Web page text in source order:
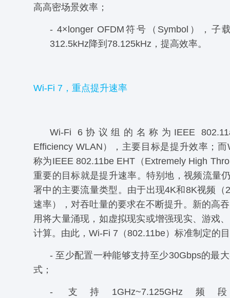
高高密场景效率；
- 4×longer OFDM符号（Symbol），子
312.5kHz降到78.125kHz，提高效率。
Wi-Fi 7，重点提升速率
Wi-Fi 6协议组的名称为IEEE
Efficiency WLAN），主要目标是提升效率；
称为IEEE 802.11be EHT（Extremely High
重要的目标就是提升速率。特别地，视频流量
署中的主要流量类型。由于出现4K和8K视频（
速率），对吞吐量的要求在不断提升。新的高
用将大量涌现，如虚拟现实或增强现实、游戏
计算。由此，Wi-Fi 7（802.11be）标准制定的
- 至少配置一种能够支持至少30Gbps的最
式；
- 支持1GHz~7.125GHz频